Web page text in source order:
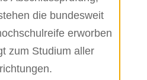
die bundesweit
erworben
zum Studium aller